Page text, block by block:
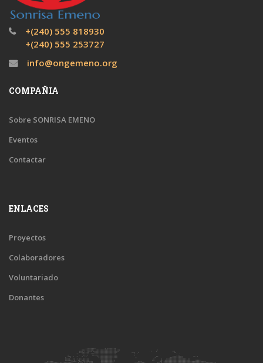
+(240) 555 818930
+(240) 555 253727
info@ongemeno.org
COMPAÑIA
Sobre SONRISA EMENO
Eventos
Contactar
ENLACES
Proyectos
Colaboradores
Voluntariado
Donantes